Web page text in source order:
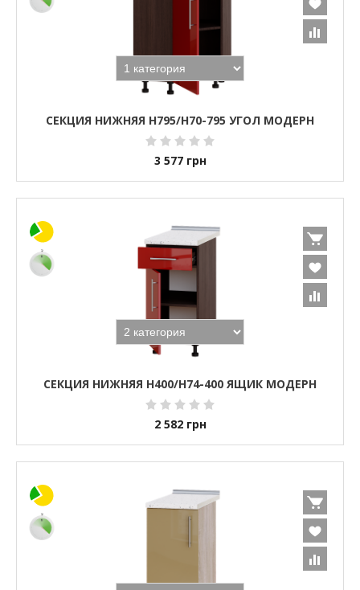
СЕКЦИЯ НИЖНЯЯ Н795/Н70-795 УГОЛ МОДЕРН
3 577 грн
СЕКЦИЯ НИЖНЯЯ Н400/Н74-400 ЯЩИК МОДЕРН
2 582 грн